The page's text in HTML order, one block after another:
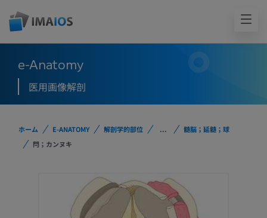
e-Anatomy
医用画像解剖
ホーム E-ANATOMY 解剖学的部位 ...
髄脳；延髄；球
閂；カンヌキ